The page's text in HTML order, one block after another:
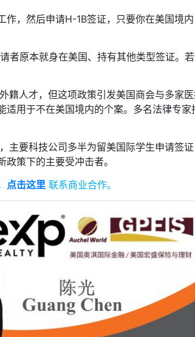
，然后申请H-1B签证，只要你在美国境
原本就身在美国、持有其他类型签证。
人才，但这项政策引发美国商会与多家
用于不在美国境内的个案。多名法律专
要科技公司多半为留美国际学生申请签
策下的主要受冲击者。
点击这里 联系商业合作。